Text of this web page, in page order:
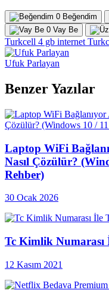
0 Beğendim
0 Vay Be
Turkcell 4 gb internet
Ufuk Parlayan
Benzer Yazılar
Laptop WiFi
Nasıl Çözülür?
Rehber)
30 Ocak 2026
Tc Kimlik Numarası
12 Kasım 2021